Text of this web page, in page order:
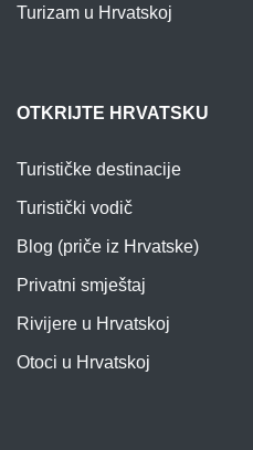
Turizam u Hrvatskoj
OTKRIJTE HRVATSKU
Turističke destinacije
Turistički vodič
Blog (priče iz Hrvatske)
Privatni smještaj
Rivijere u Hrvatskoj
Otoci u Hrvatskoj